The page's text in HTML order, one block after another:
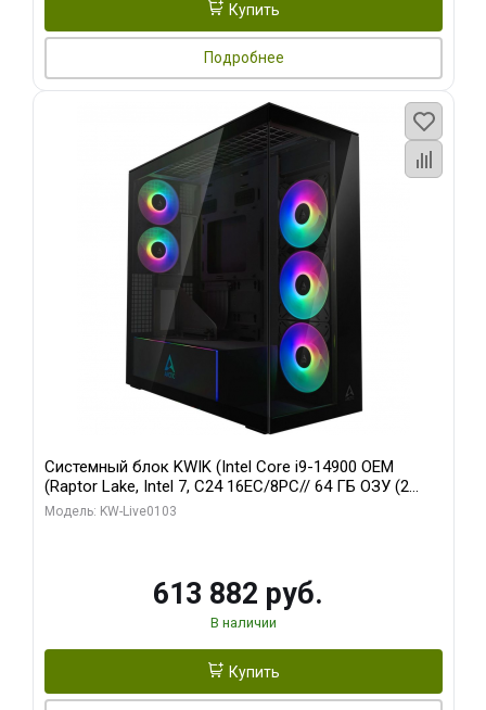
Купить
Подробнее
Системный блок KWIK (Intel Core i9-14900 OEM
(Raptor Lake, Intel 7, C24 16EC/8PC// 64 ГБ ОЗУ (2
модуля)/ Afox RTX4090 24GB GDDR6X 384-Bit 3xDP
Модель: KW-Live0103
613 882 руб.
В наличии
Купить